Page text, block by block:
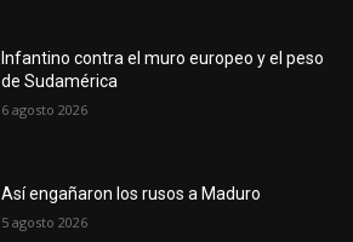
Infantino contra el muro europeo y el peso
de Sudamérica
6 agosto 2026
Así engañaron los rusos a Maduro
5 agosto 2026